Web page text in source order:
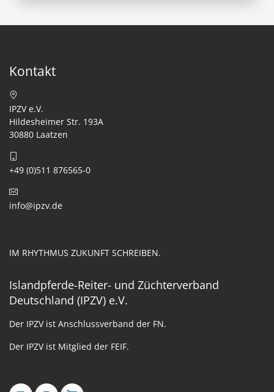
Kontakt
IPZV e.V.
Hildesheimer Str. 193A
30880 Laatzen
+49 (0)511 876565-0
info@ipzv.de
IM RHYTHMUS ZUKUNFT SCHREIBEN.
Islandpferde-Reiter- und Züchterverband
Deutschland (IPZV) e.V.
Der IPZV ist Anschlussverband der FN.
Der IPZV ist Mitglied der FEIF.